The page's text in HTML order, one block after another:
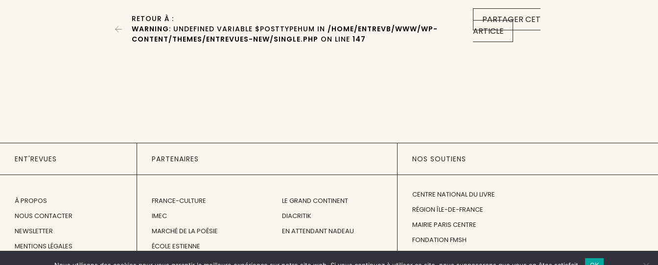
PARTAGER CET
ARTICLE
RETOUR À :
WARNING: UNDEFINED VARIABLE $POSTTYPEHUM IN /HOME/ENTREVB/WWW/WP-
CONTENT/THEMES/ENTREVUES-NEW/SINGLE.PHP ON LINE147
ENT'REVUES
À PROPOS
NOUS CONTACTER
NEWSLETTER
MENTIONS LÉGALES
PARTENAIRES
FRANCE-CULTURE
IMEC
MARCHÉ DE LA POÉSIE
ÉCOLE ESTIENNE
LE GRAND CONTINENT
DIACRITIK
EN ATTENDANT NADEAU
NOS SOUTIENS
CENTRE NATIONAL DU LIVRE
RÉGION ÎLE-DE-FRANCE
MAIRIE PARIS CENTRE
FONDATION FMSH